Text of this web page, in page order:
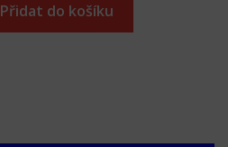
Přidat do košíku